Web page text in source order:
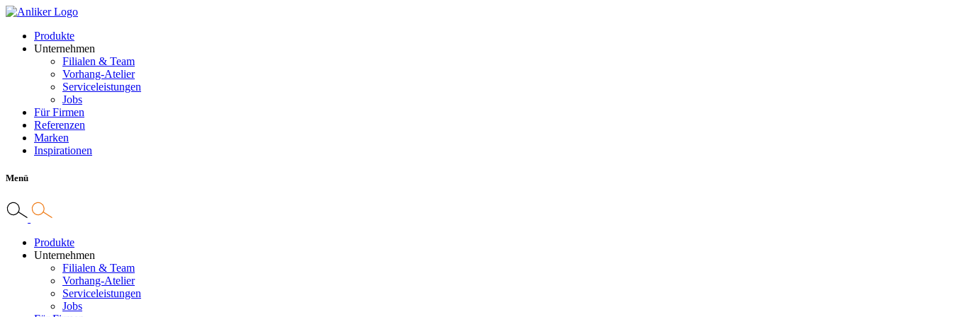
Produkte
Unternehmen
Filialen & Team
Vorhang-Atelier
Serviceleistungen
Jobs
Für Firmen
Referenzen
Marken
Inspirationen
Menü
Produkte
Unternehmen
Filialen & Team
Vorhang-Atelier
Serviceleistungen
Jobs